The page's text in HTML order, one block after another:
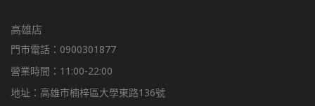
高雄店
門市電話：0900301877
營業時間：11:00-22:00
地址：高雄市楠梓區大學東路136號